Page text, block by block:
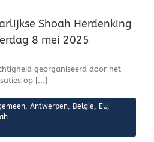
Shoah Herdenking
8 mei 2025
georganiseerd door het
op [...]
, Antwerpen, Belgie, EU,